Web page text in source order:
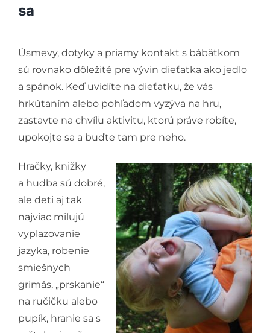
sa
Úsmevy, dotyky a priamy kontakt s bábätkom
sú rovnako dôležité pre vývin dieťatka ako jedlo
a spánok. Keď uvidíte na dieťatku, že vás
hrkútaním alebo pohľadom vyzýva na hru,
zastavte na chvíľu aktivitu, ktorú práve robíte,
upokojte sa a buďte tam pre neho.
Hračky, knižky
a hudba sú dobré,
ale deti aj tak
najviac milujú
vyplazovanie
jazyka, robenie
smiešnych
grimás, „prskanie“
na ručičku alebo
pupík, hranie sa s